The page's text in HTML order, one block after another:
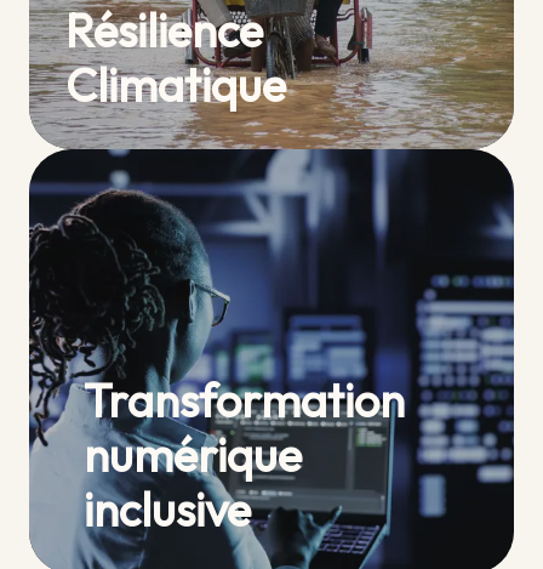
Résilience
Climatique
Transformation
numérique
inclusive